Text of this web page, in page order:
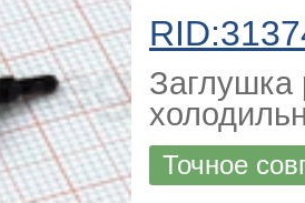
Заглушка
Точное